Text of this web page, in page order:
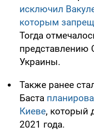
исключил
которым
Тогда
представлению
Украины.
Также ранее
Баста
Киеве, который
2021 года.